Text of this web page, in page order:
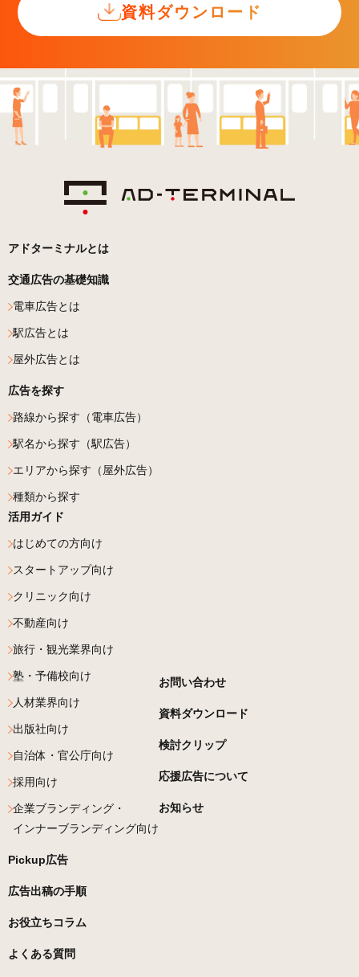
資料ダウンロード
アドターミナルとは
交通広告の基礎知識
電車広告とは
駅広告とは
屋外広告とは
広告を探す
路線から探す（電車広告）
駅名から探す（駅広告）
エリアから探す（屋外広告）
種類から探す
活用ガイド
はじめての方向け
スタートアップ向け
クリニック向け
不動産向け
旅行・観光業界向け
塾・予備校向け
人材業界向け
出版社向け
自治体・官公庁向け
採用向け
企業ブランディング・
インナーブランディング向け
Pickup広告
広告出稿の手順
お役立ちコラム
よくある質問
お問い合わせ
資料ダウンロード
検討クリップ
応援広告について
お知らせ